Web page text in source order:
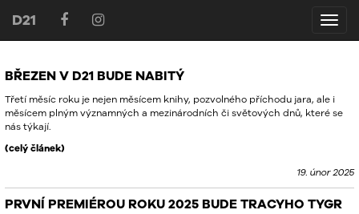
D21
D21
BŘEZEN V D21 BUDE NABITÝ
Třetí měsíc roku je nejen měsícem knihy, pozvolného příchodu jara, ale i
měsícem plným významných a mezinárodních či světových dnů, které se
nás týkají.
(celý článek)
19. únor 2025
PRVNÍ PREMIÉROU ROKU 2025 BUDE TRACYHO TYGR